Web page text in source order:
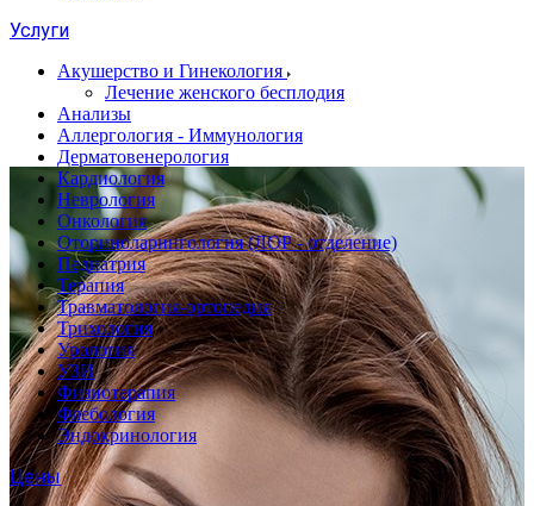
Услуги
Акушерство и Гинекология
Лечение женского бесплодия
Анализы
Аллергология - Иммунология
Дерматовенерология
Кардиология
Неврология
Онкология
Оториноларингология (ЛОР - отделение)
Педиатрия
Терапия
Травматология-ортопедия
Трихология
Урология
УЗИ
Физиотерапия
Флебология
Эндокринология
Цены